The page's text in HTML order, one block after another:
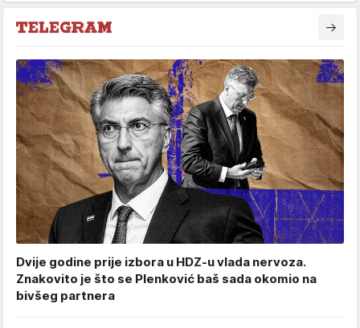
Dvije godine prije izbora u HDZ-u vlada nervoza.
Znakovito je što se Plenković baš sada okomio na
bivšeg partnera